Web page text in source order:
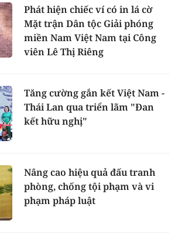
Phát hiện chiếc ví có in lá cờ
Mặt trận Dân tộc Giải phóng
miền Nam Việt Nam tại Công
viên Lê Thị Riêng
Tăng cường gắn kết Việt Nam -
Thái Lan qua triển lãm "Đan
kết hữu nghị"
Nâng cao hiệu quả đấu tranh
phòng, chống tội phạm và vi
phạm pháp luật